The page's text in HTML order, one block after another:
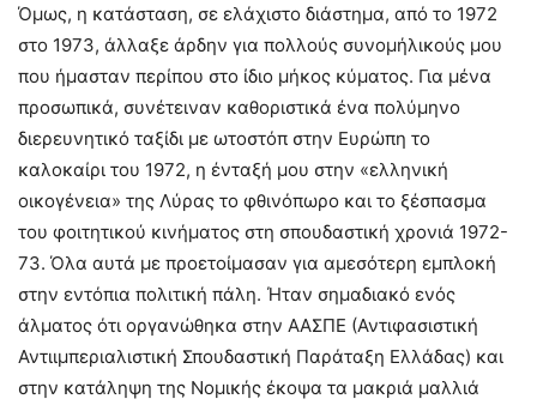
Όμως, η κατάσταση, σε ελάχιστο διάστημα, από το 1972
στο 1973, άλλαξε άρδην για πολλούς συνομήλικούς μου
που ήμασταν περίπου στο ίδιο μήκος κύματος. Για μένα
προσωπικά, συνέτειναν καθοριστικά ένα πολύμηνο
διερευνητικό ταξίδι με ωτοστόπ στην Ευρώπη το
καλοκαίρι του 1972, η ένταξή μου στην «ελληνική
οικογένεια» της Λύρας το φθινόπωρο και το ξέσπασμα
του φοιτητικού κινήματος στη σπουδαστική χρονιά 1972-
73. Όλα αυτά με προετοίμασαν για αμεσότερη εμπλοκή
στην εντόπια πολιτική πάλη. Ήταν σημαδιακό ενός
άλματος ότι οργανώθηκα στην ΑΑΣΠΕ (Αντιφασιστική
Αντιιμπεριαλιστική Σπουδαστική Παράταξη Ελλάδας) και
στην κατάληψη της Νομικής έκοψα τα μακριά μαλλιά